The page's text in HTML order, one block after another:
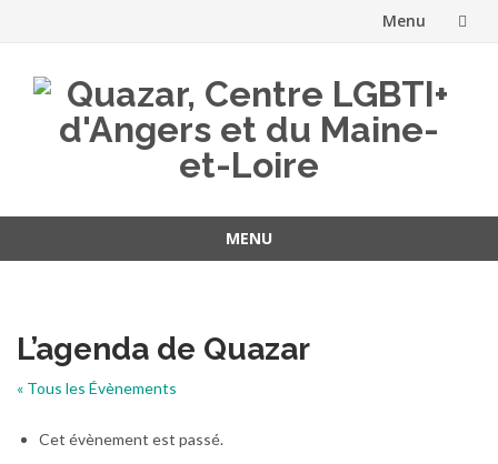
Menu
contenu
MENU
L’agenda de Quazar
« Tous les Évènements
Cet évènement est passé.